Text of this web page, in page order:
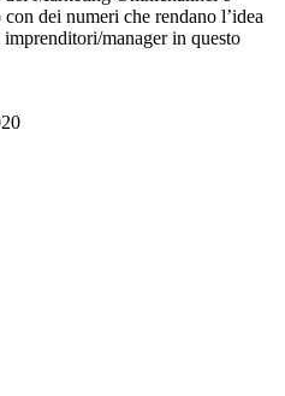
dei numeri che rendano l’idea
manager in questo